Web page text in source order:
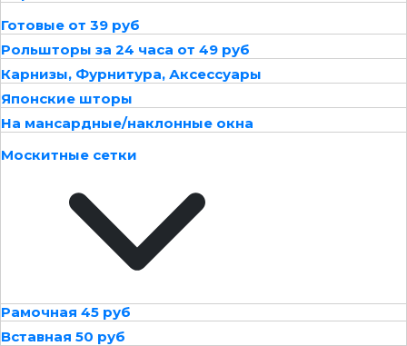
Готовые от 39 руб
Рольшторы за 24 часа от 49 руб
Карнизы, Фурнитура, Аксессуары
Японские шторы
На мансардные/наклонные окна
Москитные сетки
Рамочная 45 руб
Вставная 50 руб